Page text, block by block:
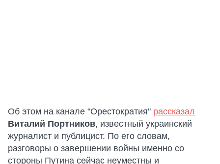
Об этом на канале "Орестократия" рассказал
Виталий Портников, известный украинский
журналист и публицист. По его словам,
разговоры о завершении войны именно со
стороны Путина сейчас неуместны и